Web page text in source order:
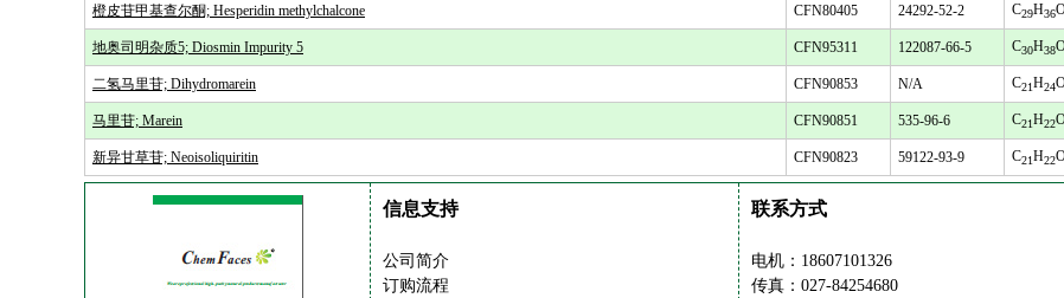
橙皮苷甲基查尔酮; Hesperidin methylchalcone CFN80405 24292-52-2 C29H36
地奥司明杂质5; Diosmin Impurity 5 CFN95311 122087-66-5 C30H38
二氢马里苷; Dihydromarein CFN90853 N/A C21H24
马里苷; Marein CFN90851 535-96-6 C21H22
新异甘草苷; Neoisoliquiritin CFN90823 59122-93-9 C21H22
信息支持
公司简介
订购流程
联系方式
电机：18607101326
传真：027-84254680